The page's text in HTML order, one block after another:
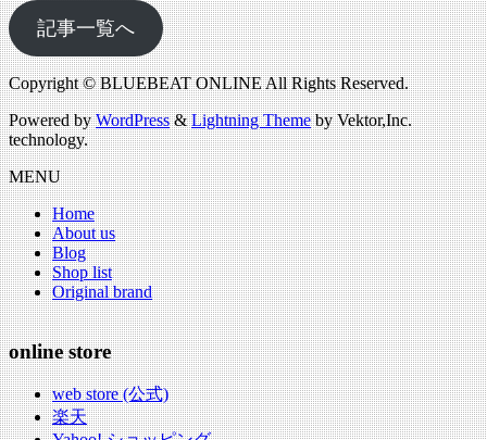
記事一覧へ
Copyright © BLUEBEAT ONLINE All Rights Reserved.
Powered byWordPress&Lightning Themeby Vektor,Inc.
technology.
MENU
Home
About us
Blog
Shop list
Original brand
online store
web store (公式)
楽天